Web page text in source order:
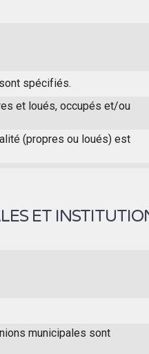
spécifiés.
et loués, occupés et/ou
(propres ou loués) est
ET
municipales sont